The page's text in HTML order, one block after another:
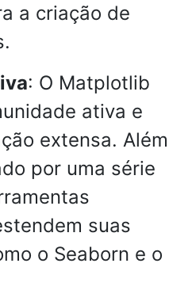
a criação de
: O Matplotlib
ativa e
extensa. Além
por uma série
suas
o Seaborn e o